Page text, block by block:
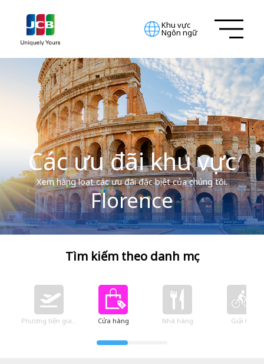
Khu vực
Ngôn ngữ
Các ưu đãi khu vực
Xem hàng loạt các ưu đãi đặc biệt của chúng tôi.
Florence
Tìm kiếm theo danh mục
Phương tiện giao thông Cửa hàng Nhà hàng Giải trí